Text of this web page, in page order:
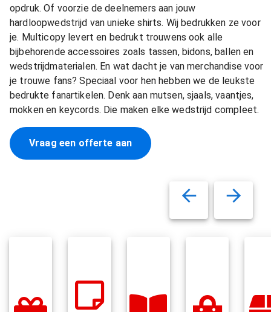
opdruk. Of voorzie de deelnemers aan jouw
hardloopwedstrijd van unieke shirts. Wij bedrukken ze voor
je. Multicopy levert en bedrukt trouwens ook alle
bijbehorende accessoires zoals tassen, bidons, ballen en
wedstrijdmaterialen. En wat dacht je van merchandise voor
je trouwe fans? Speciaal voor hen hebben we de leukste
bedrukte fanartikelen. Denk aan mutsen, sjaals, vaantjes,
mokken en keycords. Die maken elke wedstrijd compleet.
Vraag een offerte aan